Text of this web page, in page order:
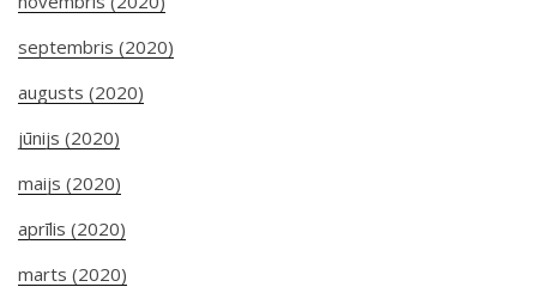
septembris (2020)
augusts (2020)
jūnijs (2020)
maijs (2020)
aprīlis (2020)
marts (2020)